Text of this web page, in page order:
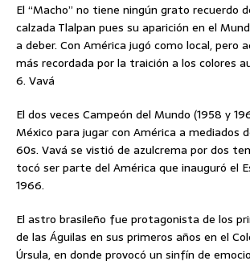
El “Macho” no tiene ningún grato recuerdo
calzada Tlalpan pues su aparición en el
a deber. Con América jugó como local, pero
más recordada por la traición a los colores
6. Vavá
El dos veces Campeón del Mundo (1958 y
México para jugar con América a mediados
60s. Vavá se vistió de azulcrema por dos
tocó ser parte del América que inauguró el
1966.
El astro brasileño fue protagonista de los
de las Águilas en sus primeros años en el
Úrsula, en donde provocó un sinfín de